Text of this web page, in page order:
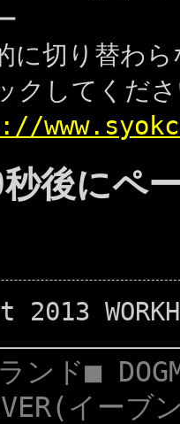
に切り替わ
クしてくだ
後にペ
2013
ンド■
イーブ